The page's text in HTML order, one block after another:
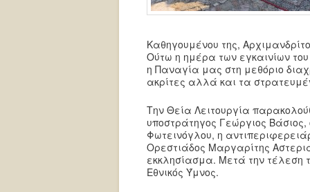
Καθηγουμένου της,
Ούτω η ημέρα των εγκαινίων
η Παναγία μας στη μεθόριο
ακρίτες αλλά και τα
Την Θεία Λειτουργία
υποστράτηγος Γεώργιος Βάσιος,
Φωτεινόγλου, η
Ορεστιάδος Μαργαρίτης
εκκλησίασμα. Μετά την τέλεση
Εθνικός Ύμνος.